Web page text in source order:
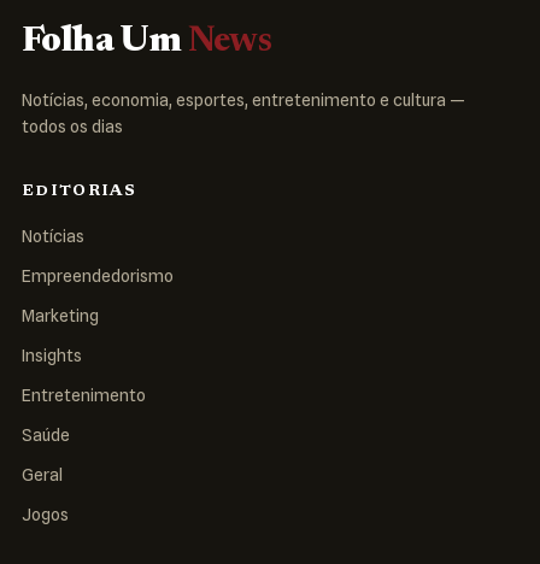
Folha Um News
Notícias, economia, esportes, entretenimento e cultura —
todos os dias
EDITORIAS
Notícias
Empreendedorismo
Marketing
Insights
Entretenimento
Saúde
Geral
Jogos